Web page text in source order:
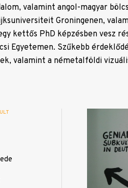
valamint angol-magyar
Groningenen,
kettős PhD képzésben vesz
Egyetemen. Szűkebb
valamint a németalföldi